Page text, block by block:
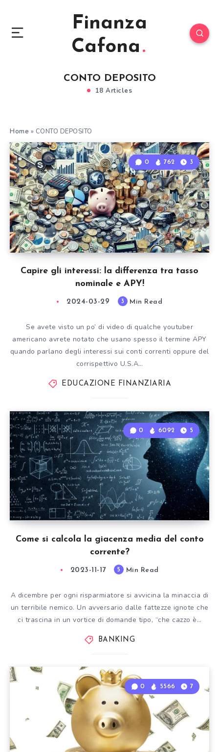
Finanza
Cafona
CONTO DEPOSITO
18 Articles
Home » CONTO DEPOSITO
Capire gli interessi: la differenza tra tasso
nominale e APY!
0 762 3
2024-03-29 3 Min Read
Se avete visto un po’ di video di qualche youtuber
americano avrete notato che usano spesso il termine APY
quando parlano degli interessi sui conti correnti oppure del
corrispettivo U.S.A…
EDUCAZIONE FINANZIARIA
Come si calcola la giacenza media del conto
corrente?
0 6092 5
2023-11-17 5 Min Read
A dicembre per ogni risparmiatore si avvicina la minaccia di
un terribile nemico. Un avversario dalle fattezze ignote che
ci trascina in un vortice di domande tipo, “che cazzo è…
BANKING
0 5566 7